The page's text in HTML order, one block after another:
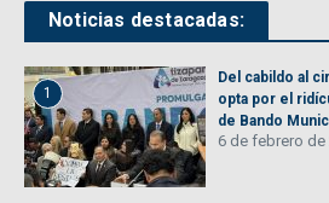
Noticias destacadas:
1
Del cabildo al
opta por el
de Bando
6 de febrero de